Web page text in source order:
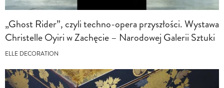
„Ghost Rider”, czyli techno-opera przyszłości. Wystawa
Christelle Oyiri w Zachęcie – Narodowej Galerii Sztuki
ELLE DECORATION